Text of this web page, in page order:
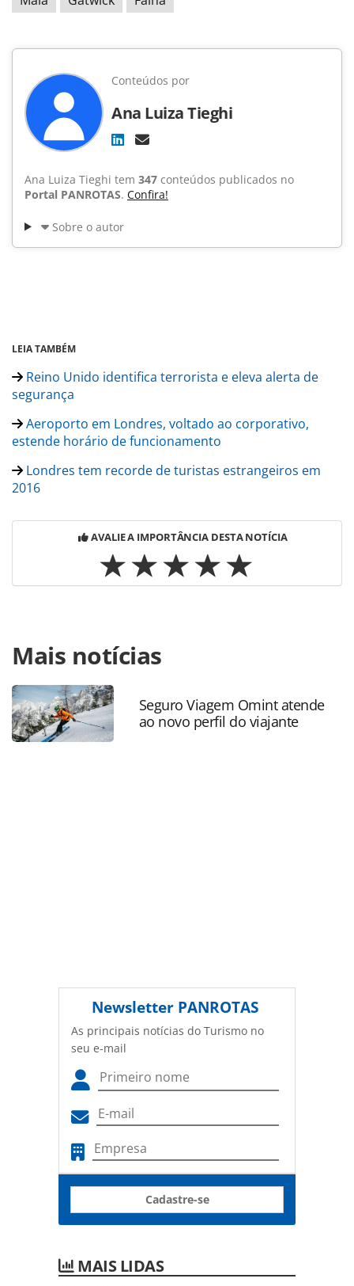
Conteúdos por
Ana Luiza Tieghi
Ana Luiza Tieghi tem 347 conteúdos publicados no
Portal PANROTAS. Confira!
Sobre o autor
LEIA TAMBÉM
Reino Unido identifica terrorista e eleva alerta de
segurança
Aeroporto em Londres, voltado ao corporativo,
estende horário de funcionamento
Londres tem recorde de turistas estrangeiros em
2016
AVALIE A IMPORTÂNCIA DESTA NOTÍCIA
https://www.panrotas.com.br/noticia-
turismo/aviacao/2017/05/apos-falha-com-bagagens-
gatwick-pede-desculpas_146806.html ou as ferramentas
oferecidas na página. Todo o conteúdo produzido pela
PANROTAS Editora é protegido pela legislação brasileira
sobre direito autoral. Não reproduza o conteúdo sem
Mais notícias
Seguro Viagem Omint atende
ao novo perfil do viajante
Newsletter PANROTAS
As principais notícias do Turismo no
seu e-mail
Cadastre-se
MAIS LIDAS